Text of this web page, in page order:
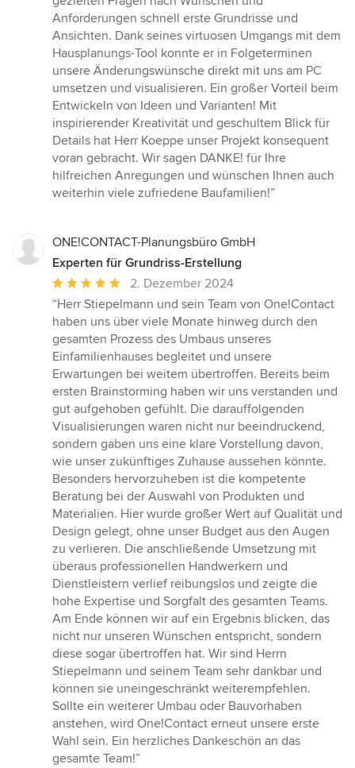
Anforderungen schnell erste Grundrisse und
Ansichten. Dank seines virtuosen Umgangs mit dem
Hausplanungs-Tool konnte er in Folgeterminen
unsere Änderungswünsche direkt mit uns am PC
umsetzen und visualisieren. Ein großer Vorteil beim
Entwickeln von Ideen und Varianten! Mit
inspirierender Kreativität und geschultem Blick für
Details hat Herr Koeppe unser Projekt konsequent
voran gebracht. Wir sagen DANKE! für Ihre
hilfreichen Anregungen und wünschen Ihnen auch
weiterhin viele zufriedene Baufamilien!”
ONE!CONTACT-Planungsbüro GmbH
Experten für Grundriss-Erstellung
Durchschnittliche
Bewertung:
5
von
5
Sternen
2. Dezember 2024
“Herr Stiepelmann und sein Team von One!Contact
haben uns über viele Monate hinweg durch den
gesamten Prozess des Umbaus unseres
Einfamilienhauses begleitet und unsere
Erwartungen bei weitem übertroffen. Bereits beim
ersten Brainstorming haben wir uns verstanden und
gut aufgehoben gefühlt. Die darauffolgenden
Visualisierungen waren nicht nur beeindruckend,
sondern gaben uns eine klare Vorstellung davon,
wie unser zukünftiges Zuhause aussehen könnte.
Besonders hervorzuheben ist die kompetente
Beratung bei der Auswahl von Produkten und
Materialien. Hier wurde großer Wert auf Qualität und
Design gelegt, ohne unser Budget aus den Augen
zu verlieren. Die anschließende Umsetzung mit
überaus professionellen Handwerkern und
Dienstleistern verlief reibungslos und zeigte die
hohe Expertise und Sorgfalt des gesamten Teams.
Am Ende können wir auf ein Ergebnis blicken, das
nicht nur unseren Wünschen entspricht, sondern
diese sogar übertroffen hat. Wir sind Herrn
Stiepelmann und seinem Team sehr dankbar und
können sie uneingeschränkt weiterempfehlen.
Sollte ein weiterer Umbau oder Bauvorhaben
anstehen, wird One!Contact erneut unsere erste
Wahl sein. Ein herzliches Dankeschön an das
gesamte Team!”